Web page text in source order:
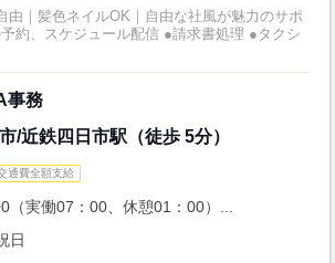
由｜髪色ネイルOK｜自由な社風が魅力のサポ
約、スケジュール配信 ●請求書処理 ●タクシ
事務
/近鉄四日市駅（徒歩 5分）
通費全額支給
（実働07：00、休憩01：00）...
日